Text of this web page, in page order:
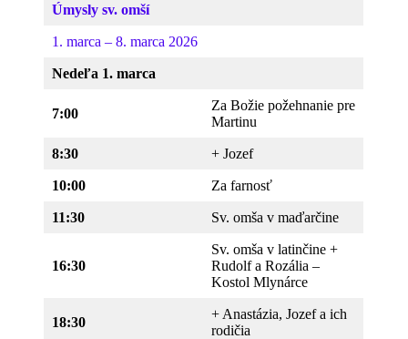
Úmysly sv. omší
1. marca – 8. marca 2026
Nedeľa 1. marca
7:00
Za Božie požehnanie pre
Martinu
8:30 + Jozef
10:00 Za farnosť
11:30 Sv. omša v maďarčine
16:30
Sv. omša v latinčine +
Rudolf a Rozália –
Kostol Mlynárce
18:30
+ Anastázia, Jozef a ich
rodičia